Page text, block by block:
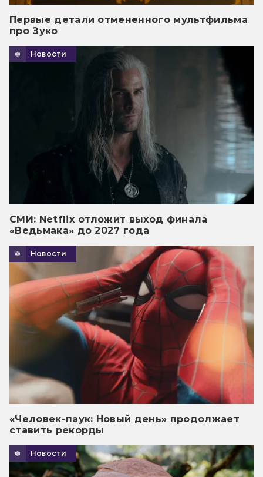
Первые детали отмененного мультфильма
про Зуко
Новости
СМИ: Netflix отложит выход финала
«Ведьмака» до 2027 года
Новости
«Человек-паук: Новый день» продолжает
ставить рекорды
Новости